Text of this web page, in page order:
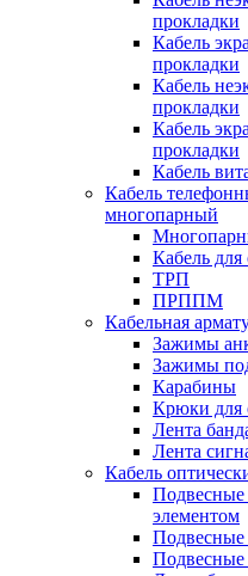
прокладки
Кабель
прокладки
Кабель
прокладки
Кабель
прокладки
Кабель
Кабель
многопарный
Кабель для
ТРП
ПРППМ
Кабельная
Зажимы
Зажимы
Карабины
Крюки для
Лента
Лента
Кабель
элементом
Подвесные
Подвесные